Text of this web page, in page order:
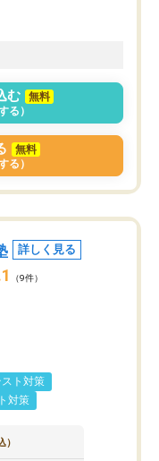
む
無料
る）
無料
る）
詳しく見る
（9件）
ト対策
対策
）